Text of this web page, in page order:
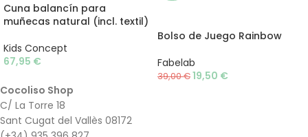
Cuna balancín para
muñecas natural (incl. textil)
Kids Concept
67,95 €
Bolso de Juego Rainbow
Fabelab
39,00€19,50 €
Cocoliso Shop
C/ La Torre 18
Sant Cugat del Vallès 08172